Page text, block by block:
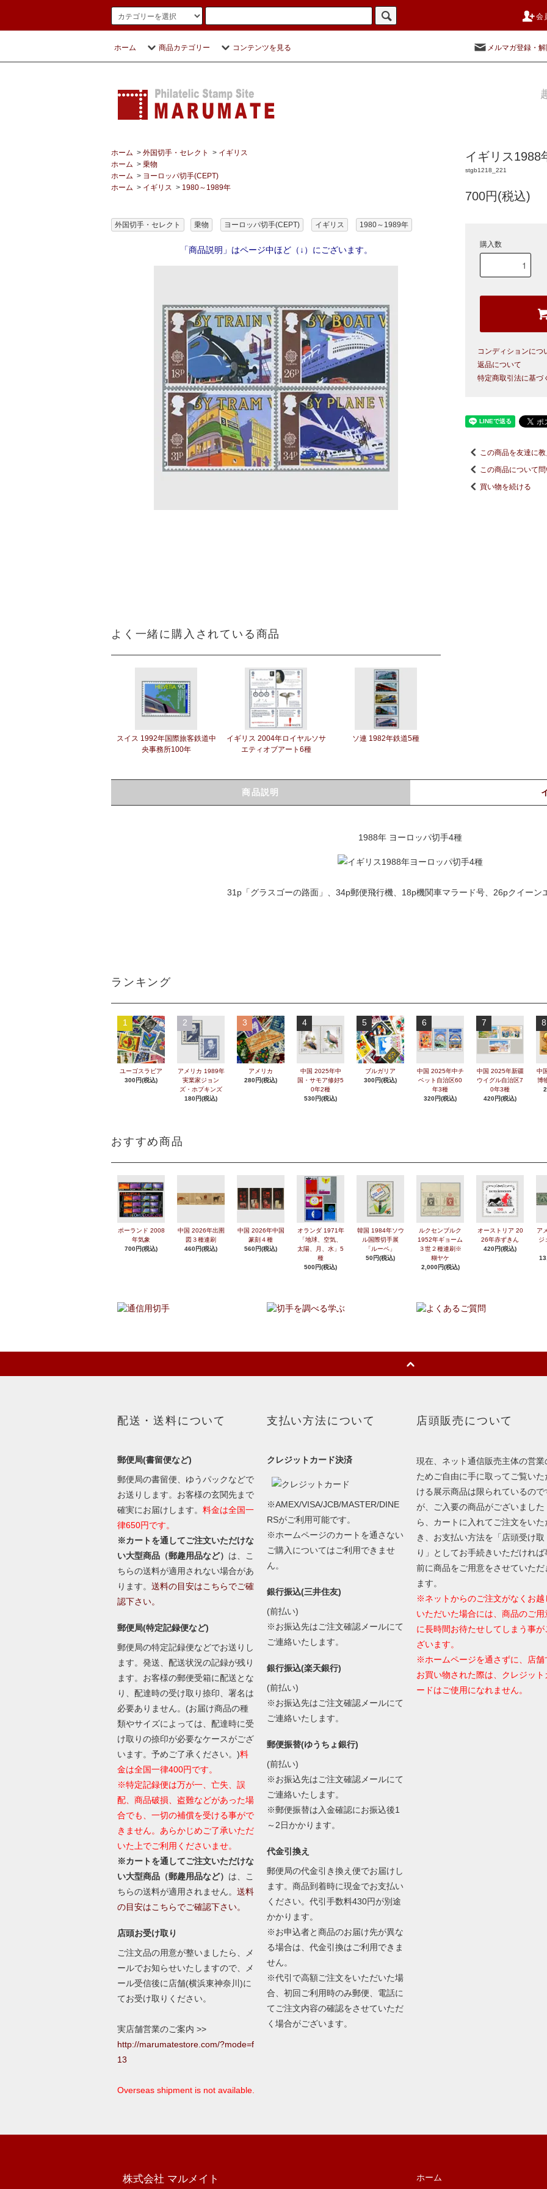
会
ホーム 商品カテゴリー コンテンツを見る メルマガ登録・
ホーム > 外国切手・セレクト > イギリス
ホーム > 乗物
ホーム > ヨーロッパ切手(CEPT)
ホーム > イギリス > 1980～1989年
外国切手・セレクト 乗物 ヨーロッパ切手(CEPT) イギリス 1980～1989年
「商品説明」はページ中ほど（↓）にございます。
よく一緒に購入されている商品
スイス 1992年国際旅客鉄道中
央事務所100年
イギリス 2004年ロイヤルソサ
エティオブアート6種
ソ連 1982年鉄道5種
イギリス1988
stgb1218_221
700円(税込)
購入数
コンディションにつ
返品について
特定商取引法に基づ
この商品を友達に
この商品について
買い物を続ける
商品説明
1988年 ヨーロッパ切手4種
31p「グラスゴーの路面」、34p郵便飛行機、18p機関車マラード号、26pクイーン
ランキング
1
ユーゴスラビア
300円(税込)
2
アメリカ 1989年
実業家ジョン
ズ・ホプキンズ
180円(税込)
3
アメリカ
280円(税込)
4
中国 2025年中
国・サモア修好5
0年2種
530円(税込)
5
ブルガリア
300円(税込)
6
中国 2025年中チ
ベット自治区60
年3種
320円(税込)
7
中国 2025年新疆
ウイグル自治区7
0年3種
420円(税込)
8
中
博
おすすめ商品
ポーランド 2008
年気象
700円(税込)
中国 2026年出圉
図３種連刷
460円(税込)
中国 2026年中国
篆刻４種
560円(税込)
オランダ 1971年
「地球、空気、
太陽、月、水」5
種
500円(税込)
韓国 1984年ソウ
ル国際切手展
「ルーペ」
50円(税込)
ルクセンブルク
1952年ギョーム
３世２種連刷※
糊ヤケ
2,000円(税込)
オーストリア 20
26年赤ずきん
420円(税込)
ア
ジ
配送・送料について
郵便局(書留便など)
郵便局の書留便、ゆうパックなどで
お送りします。お客様の玄関先まで
確実にお届けします。 料金は全国一
律650円です。
※カートを通してご注文いただけな
い大型商品（郵趣用品など） は、こ
ちらの送料が適用されない場合があ
ります。 送料の目安はこちらでご確
認下さい。
郵便局(特定記録便など)
郵便局の特定記録便などでお送りし
ます。発送、配送状況の記録が残り
ます。お客様の郵便受箱に配送とな
り、配達時の受け取り捺印、署名は
必要ありません。(お届け商品の種
類やサイズによっては、配達時に受
け取りの捺印が必要なケースがござ
います。予めご了承ください。)料
金は全国一律400円です。
※特定記録便は万が一、亡失、誤
配、商品破損、盗難などがあった場
合でも、一切の補償を受ける事がで
きません。あらかじめご了承いただ
いた上でご利用くださいませ。
※カートを通してご注文いただけな
い大型商品（郵趣用品など） は、こ
ちらの送料が適用されません。 送料
の目安はこちらでご確認下さい。
店頭お受け取り
ご注文品の用意が整いましたら、メ
ールでお知らせいたしますので、メ
ール受信後に店舗(横浜東神奈川)に
てお受け取りください。
実店舗営業のご案内 >>
http://marumatestore.com/?mode=f
13
Overseas shipment is not available.
支払い方法について
クレジットカード決済
※AMEX/VISA/JCB/MASTER/DINE
RSがご利用可能です。
※ホームページのカートを通さない
ご購入についてはご利用できませ
ん。
銀行振込(三井住友)
(前払い)
※お振込先はご注文確認メールにて
ご連絡いたします。
銀行振込(楽天銀行)
(前払い)
※お振込先はご注文確認メールにて
ご連絡いたします。
郵便振替(ゆうちょ銀行)
(前払い)
※お振込先はご注文確認メールにて
ご連絡いたします。
※郵便振替は入金確認にお振込後1
～2日かかります。
代金引換え
郵便局の代金引き換え便でお届けし
ます。商品到着時に現金でお支払い
ください。代引手数料430円が別途
かかります。
※お申込者と商品のお届け先が異な
る場合は、代金引換はご利用できま
せん。
※代引で高額ご注文をいただいた場
合、初回ご利用時のみ郵便、電話に
てご注文内容の確認をさせていただ
く場合がございます。
店頭販売について
現在、ネット通信販売主体の営業
ためご自由に手に取ってご覧いた
ける展示商品は限られているので
が、ご入要の商品がございました
ら、カートに入れてご注文をいた
き、お支払い方法を「店頭受け取
り」としてお手続きいただければ
前に商品をご用意をさせていただ
ます。
※ネットからのご注文がなくお越
いただいた場合には、商品のご用
に長時間お待たせしてしまう事が
ざいます。
※ホームページを通さずに、店舗
お買い物された際は、クレジット
ードはご使用になれません。
株式会社 マルメイト ホーム